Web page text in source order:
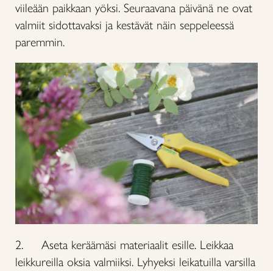
viileään paikkaan yöksi. Seuraavana päivänä ne ovat
valmiit sidottavaksi ja kestävät näin seppeleessä
paremmin.
2. Aseta keräämäsi materiaalit esille. Leikkaa
leikkureilla oksia valmiiksi. Lyhyeksi leikatuilla varsilla